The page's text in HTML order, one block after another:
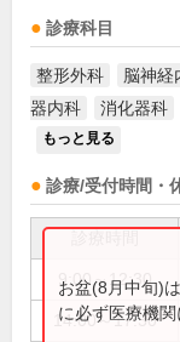
診療科目
整形外科 脳神経
器内科
消化器科
もっと見る
診療/受付時間・
9:00～12:30
14:00～17:30
お盆(8月中旬)
に必ず医療機関